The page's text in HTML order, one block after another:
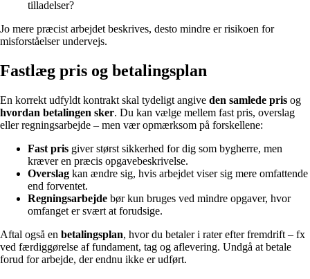
tilladelser?
Jo mere præcist arbejdet beskrives, desto mindre er risikoen for
misforståelser undervejs.
Fastlæg pris og betalingsplan
En korrekt udfyldt kontrakt skal tydeligt angive den samlede pris og
hvordan betalingen sker. Du kan vælge mellem fast pris, overslag
eller regningsarbejde – men vær opmærksom på forskellene:
Fast pris giver størst sikkerhed for dig som bygherre, men
kræver en præcis opgavebeskrivelse.
Overslag kan ændre sig, hvis arbejdet viser sig mere omfattende
end forventet.
Regningsarbejde bør kun bruges ved mindre opgaver, hvor
omfanget er svært at forudsige.
Aftal også en betalingsplan, hvor du betaler i rater efter fremdrift – fx
ved færdiggørelse af fundament, tag og aflevering. Undgå at betale
forud for arbejde, der endnu ikke er udført.